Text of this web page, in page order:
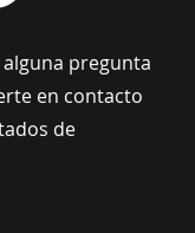
alguna pregunta
en contacto
de